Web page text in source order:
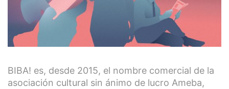
BIBA! es, desde 2015, el nombre comercial de la
asociación cultural sin ánimo de lucro Ameba,